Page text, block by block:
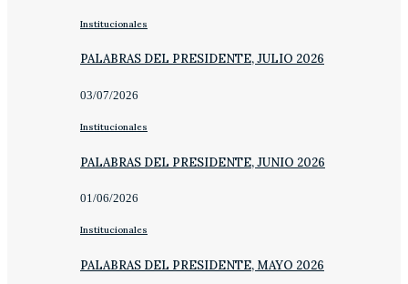
Institucionales
PALABRAS DEL PRESIDENTE, JULIO 2026
03/07/2026
Institucionales
PALABRAS DEL PRESIDENTE, JUNIO 2026
01/06/2026
Institucionales
PALABRAS DEL PRESIDENTE, MAYO 2026